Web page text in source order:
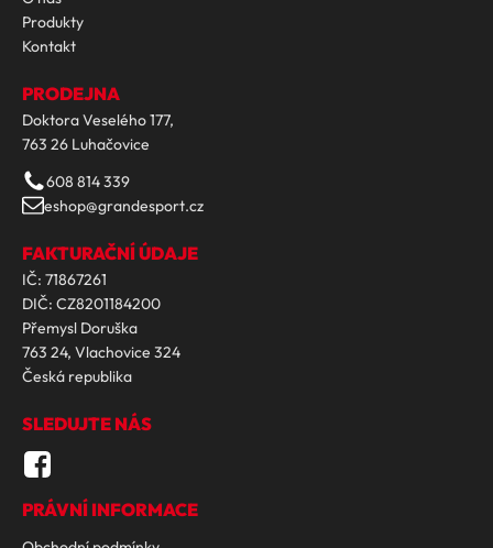
Produkty
Kontakt
PRODEJNA
Doktora Veselého 177,
763 26 Luhačovice
608 814 339
eshop@grandesport.cz
FAKTURAČNÍ ÚDAJE
IČ: 71867261
DIČ: CZ8201184200
Přemysl Doruška
763 24, Vlachovice 324
Česká republika
SLEDUJTE NÁS
PRÁVNÍ INFORMACE